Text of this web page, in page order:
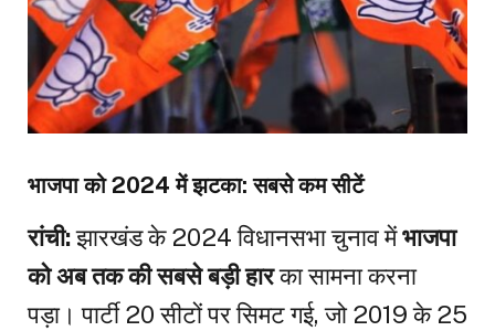
भाजपा को 2024 में झटका: सबसे कम सीटें
रांची:झारखंड के 2024 विधानसभा चुनाव मेंभाजपा
को अब तक की सबसे बड़ी हारका सामना करना
पड़ा। पार्टी 20 सीटों पर सिमट गई, जो 2019 के 25